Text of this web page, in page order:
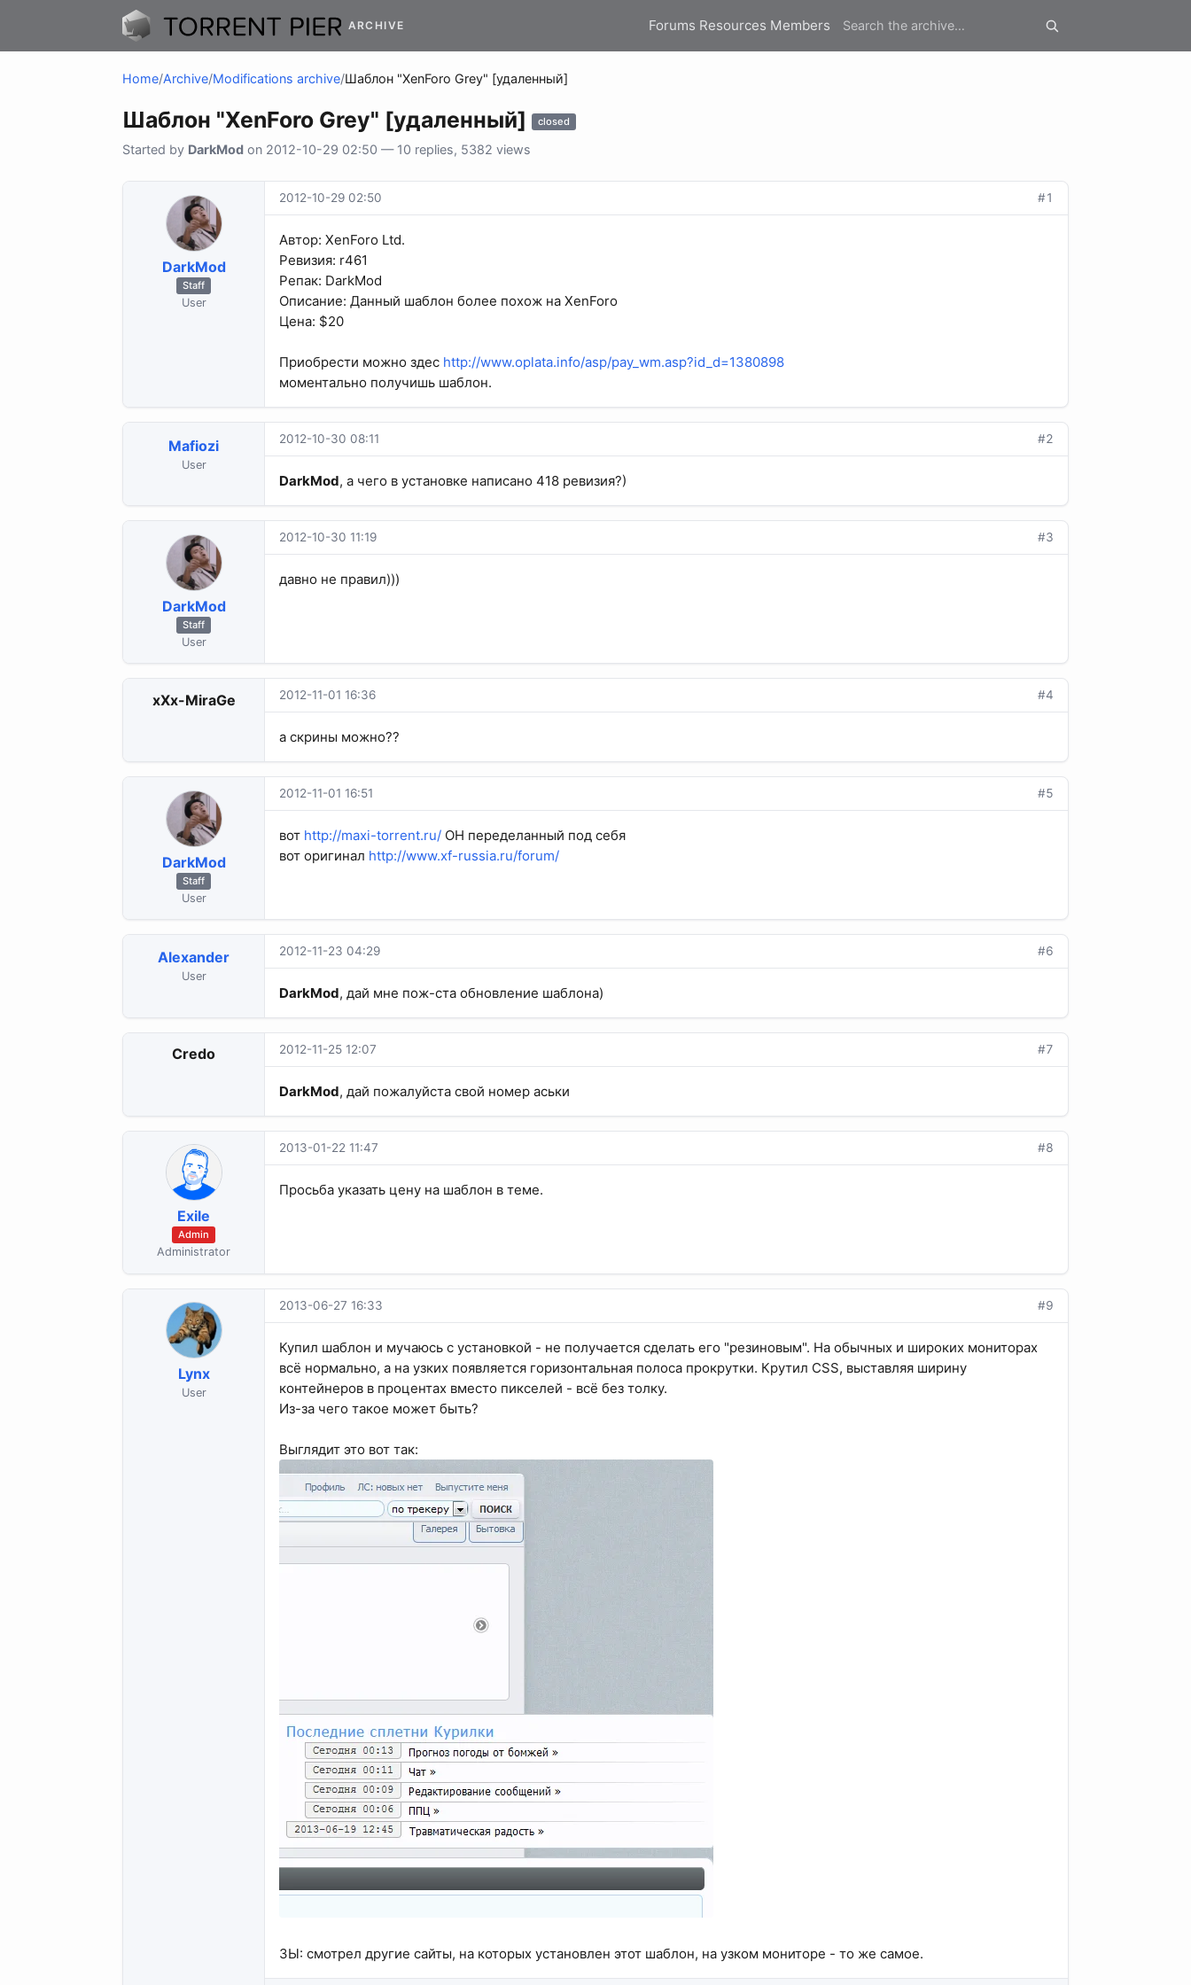
ARCHIVE Forums Resources Members
Home/Archive/Modifications archive/Шаблон "XenForo Grey" [удаленный]
Шаблон "XenForo Grey" [удаленный] closed
Started by DarkMod on 2012-10-29 02:50 — 10 replies, 5382 views
DarkMod
Staff
User
2012-10-29 02:50 #1
Автор: XenForo Ltd.
Ревизия: r461
Репак: DarkMod
Описание: Данный шаблон более похож на XenForo
Цена: $20
Приобрести можно здес http://www.oplata.info/asp/pay_wm.asp?id_d=1380898
моментально получишь шаблон.
Mafiozi
User
2012-10-30 08:11 #2
DarkMod, а чего в установке написано 418 ревизия?)
DarkMod
Staff
User
2012-10-30 11:19 #3
давно не правил)))
xXx-MiraGe 2012-11-01 16:36 #4
а скрины можно??
DarkMod
Staff
User
2012-11-01 16:51 #5
вот http://maxi-torrent.ru/ ОН переделанный под себя
вот оригинал http://www.xf-russia.ru/forum/
Alexander
User
2012-11-23 04:29 #6
DarkMod, дай мне пож-ста обновление шаблона)
Credo 2012-11-25 12:07 #7
DarkMod, дай пожалуйста свой номер аськи
Exile
Admin
Administrator
2013-01-22 11:47 #8
Просьба указать цену на шаблон в теме.
Lynx
User
2013-06-27 16:33 #9
Купил шаблон и мучаюсь с установкой - не получается сделать его "резиновым". На обычных и широких мониторах
всё нормально, а на узких появляется горизонтальная полоса прокрутки. Крутил CSS, выставляя ширину
контейнеров в процентах вместо пикселей - всё без толку.
Из-за чего такое может быть?
Выглядит это вот так:
ЗЫ: смотрел другие сайты, на которых установлен этот шаблон, на узком мониторе - то же самое.